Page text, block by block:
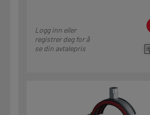
Logg inn eller
registrer deg for å
se din avtalepris